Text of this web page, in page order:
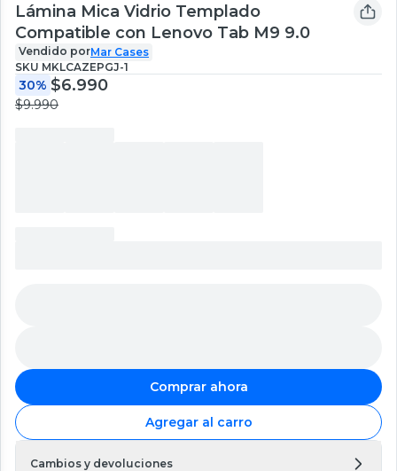
Lámina Mica Vidrio Templado
Compatible con Lenovo Tab M9 9.0
Vendido porMar Cases
SKU MKLCAZEPGJ-1
30% $6.990
$9.990
Comprar ahora
Agregar al carro
Cambios y devoluciones